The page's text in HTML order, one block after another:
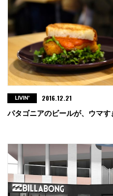
パタゴニアのビールが、ウマ
LIVIN' 2016.12.21